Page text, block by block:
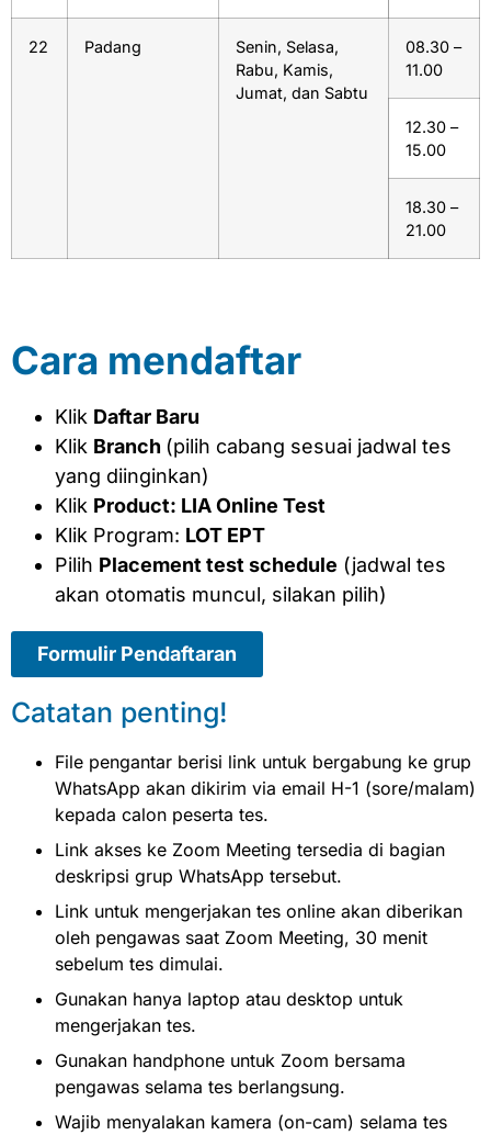
22 Padang
Senin, Selasa,
Rabu, Kamis,
Jumat, dan Sabtu
08.30 –
11.00
12.30 –
15.00
18.30 –
21.00
Cara mendaftar
Klik Daftar Baru
Klik Branch (pilih cabang sesuai jadwal tes
yang diinginkan)
Klik Product: LIA Online Test
Klik Program: LOT EPT
Pilih Placement test schedule (jadwal tes
akan otomatis muncul, silakan pilih)
Formulir Pendaftaran
Catatan penting!
File pengantar berisi link untuk bergabung ke grup
WhatsApp akan dikirim via email H-1 (sore/malam)
kepada calon peserta tes.
Link akses ke Zoom Meeting tersedia di bagian
deskripsi grup WhatsApp tersebut.
Link untuk mengerjakan tes online akan diberikan
oleh pengawas saat Zoom Meeting, 30 menit
sebelum tes dimulai.
Gunakan hanya laptop atau desktop untuk
mengerjakan tes.
Gunakan handphone untuk Zoom bersama
pengawas selama tes berlangsung.
Wajib menyalakan kamera (on-cam) selama tes